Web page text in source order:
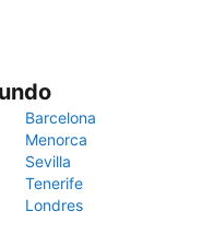
Barcelona
Menorca
Sevilla
Tenerife
Londres